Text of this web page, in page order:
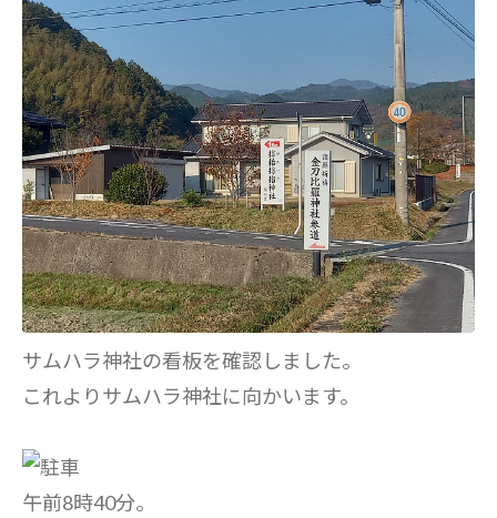
サムハラ神社の看板を確認しました。
これよりサムハラ神社に向かいます。
午前8時40分。